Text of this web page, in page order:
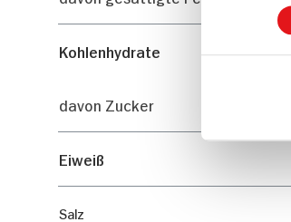
Kohlenhydrate
davon Zucker
Eiweiß
Salz